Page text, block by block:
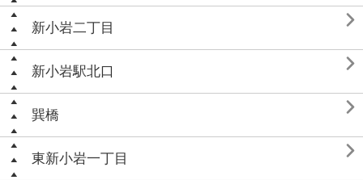
新小岩二丁目 
新小岩駅北口 
巽橋 
東新小岩一丁目 